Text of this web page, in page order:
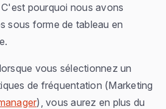
pourquoi nous avons
sous forme de tableau en
vous sélectionnez un
de fréquentation (Marketing
), vous aurez en plus du